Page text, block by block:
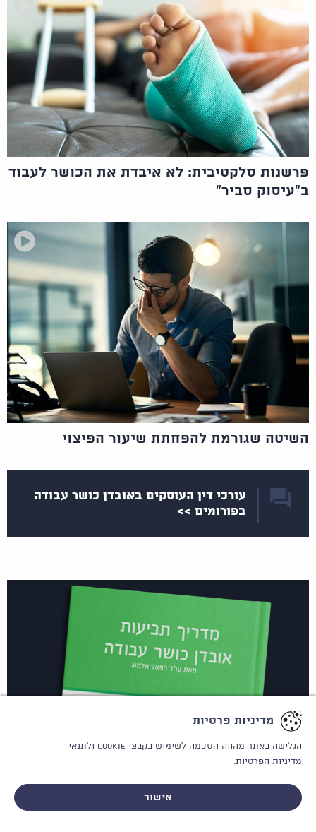
פרשנות סלקטיבית: לא איבדת את הכושר לעבוד
ב"עיסוק סביר"
השיטה שגורמת להפחתת שיעור הפיצוי
עורכי דין העוסקים באובדן כושר עבודה
בפורומים >>
לייעוץ אישי וחסוי - ללא התחייבות
מדיניות פרטיות
הגלישה באתר מהווה הסכמה לשימוש בקבצי Cookie
ולתנאי
מדיניות הפרטיות.
אישור